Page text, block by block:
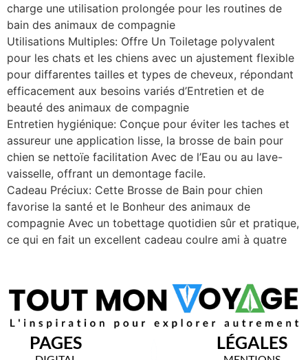
charge une utilisation prolongée pour les routines de
bain des animaux de compagnie
Utilisations Multiples: Offre Un Toiletage polyvalent
pour les chats et les chiens avec un ajustement flexible
pour diffarentes tailles et types de cheveux, répondant
efficacement aux besoins variés d’Entretien et de
beauté des animaux de compagnie
Entretien hygiénique: Conçue pour éviter les taches et
assureur une application lisse, la brosse de bain pour
chien se nettoïe facilitation Avec de l’Eau ou au lave-
vaisselle, offrant un demontage facile.
Cadeau Préciux: Cette Brosse de Bain pour chien
favorise la santé et le Bonheur des animaux de
compagnie Avec un tobettage quotidien sûr et pratique,
ce qui en fait un excellent cadeau coulre ami à quatre
PAGES LÉGALES